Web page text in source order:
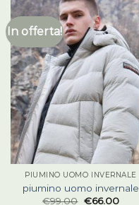
In offerta!
PIUMINO UOMO INVERNALE
piumino uomo invernale
€99.00 €66.00